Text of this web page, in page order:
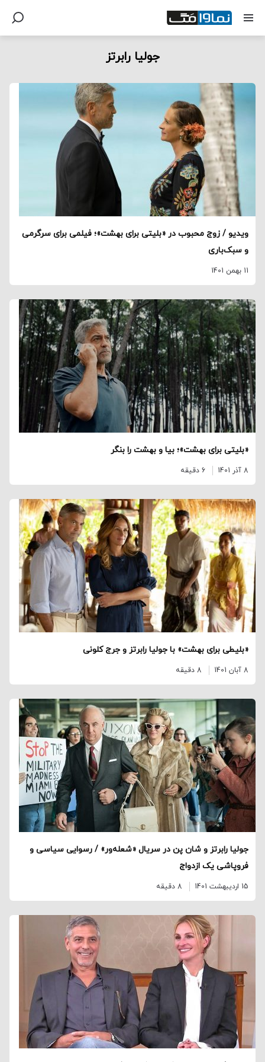
جولیا رابرتز
ویدیو / زوج محبوب در «بلیتی برای بهشت»؛ فیلمی برای سرگرمی
و سبک‌باری
11 بهمن 1401
«بلیتی برای بهشت»؛ بیا و بهشت را بنگر
8 آذر 1401 6 دقیقه
«بلیطی برای بهشت» با جولیا رابرتز و جرج کلونی
8 آبان 1401 8 دقیقه
جولیا رابرتز و شان پن در سریال «شعله‌ور» / رسوایی سیاسی و
فروپاشی یک ازدواج
15 اردیبهشت 1401 8 دقیقه